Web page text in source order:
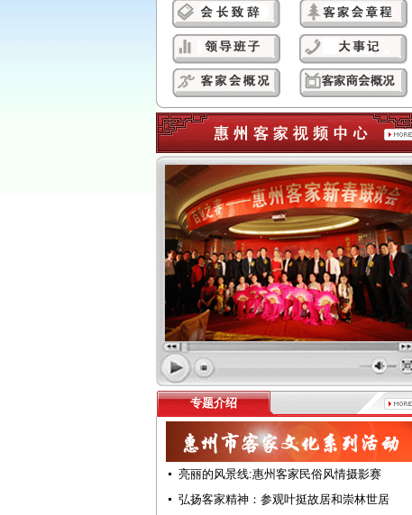
专题介绍
亮丽的风景线:惠州客家民俗风情摄影赛
弘扬客家精神：参观叶挺故居和崇林世居